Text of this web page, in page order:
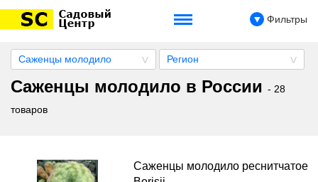
Фильтры
Саженцы молодило Регион
Саженцы молодило в России - 28
товаров
Саженцы молодило реснитчатое